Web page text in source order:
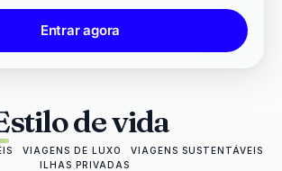
Entrar agora
de vida
VIAGENS DE LUXO
VIAGENS SUSTENTÁVEIS
ILHAS PRIVADAS